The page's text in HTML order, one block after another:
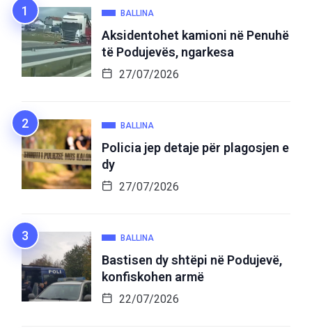
BALLINA
Aksidentohet kamioni në Penuhë
të Podujevës, ngarkesa
27/07/2026
BALLINA
Policia jep detaje për plagosjen e
dy
27/07/2026
BALLINA
Bastisen dy shtëpi në Podujevë,
konfiskohen armë
22/07/2026